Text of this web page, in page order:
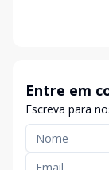
Entre em
Escreva para